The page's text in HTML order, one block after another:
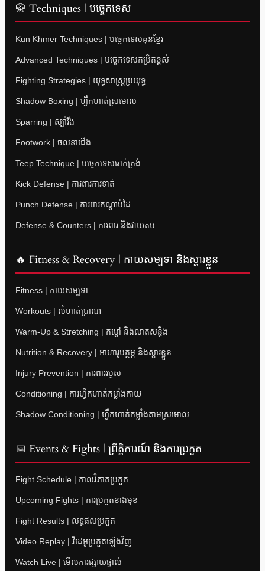
🥋 Techniques | បច្ចេកទេស
Kun Khmer Techniques | បច្ចេកទេសគុនខ្មែរ
Advanced Techniques | បច្ចេកទេសកម្រិតខ្ពស់
Fighting Strategies | យុទ្ធសាស្ត្រប្រយុទ្ធ
Shadow Boxing | ហ្វឹកហាត់ស្រមោល
Sparring | ស្ប៉ារីង
Footwork | ចលនាជើង
Teep Technique | បច្ចេកទេសធាក់ត្រង់
Kick Defense | ការពារការទាត់
Punch Defense | ការពារកណ្តាប់ដៃ
Defense & Counters | ការពារ និងវាយតប
🔥 Fitness & Recovery | កាយសម្បទា និងស្តារខ្លួន
Fitness | កាយសម្បទា
Workouts | លំហាត់ប្រាណ
Warm-Up & Stretching | កម្តៅ និងលាតសន្ធឹង
Nutrition & Recovery | អាហារូបត្ថម្ភ និងស្តារខ្លួន
Injury Prevention | ការពាររបួស
Conditioning | ការហ្វឹកហាត់កម្លាំងកាយ
Shadow Conditioning | ហ្វឹកហាត់កម្លាំងតាមស្រមោល
📅 Events & Fights | ព្រឹត្តិការណ៍ និងការប្រកួត
Fight Schedule | កាលវិភាគប្រកួត
Upcoming Fights | ការប្រកួតខាងមុខ
Fight Results | លទ្ធផលប្រកួត
Video Replay | វីដេអូប្រកួតឡើងវិញ
Watch Live | មើលការផ្សាយផ្ទាល់